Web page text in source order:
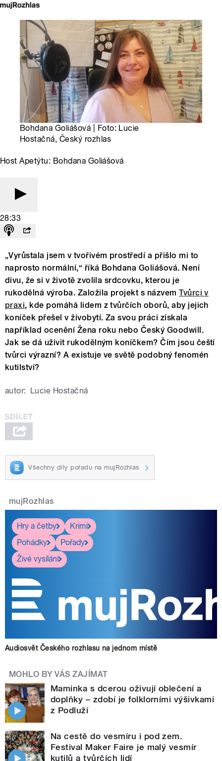
Bohdana Goliášová | Foto: Lucie
Hostačná, Český rozhlas
Host Apetýtu: Bohdana Goliášová
28:33
„Vyrůstala jsem v tvořivém prostředí a přišlo mi to
naprosto normální,“ říká Bohdana Goliášová. Není
divu, že si v životě zvolila srdcovku, kterou je
rukodělná výroba. Založila projekt s názvemTvůrci v
praxi, kde pomáhá lidem z tvůrčích oborů, aby jejich
koníček přešel v živobytí. Za svou práci získala
například ocenění Žena roku nebo Český Goodwill.
Jak se dá uživit rukodělným koníčkem? Čím jsou čeští
tvůrci výrazní? A existuje ve světě podobný fenomén
kutilství?
autor: Lucie Hostačná
Všechny díly pořadu na mujRozhlas
mujRozhlas
Hry a četby
Krimi
Pohádky
Pořady
Živé vysílání
Audiosvět Českého rozhlasu na jednom místě
MOHLO BY VÁS ZAJÍMAT
Maminka s dcerou oživují oblečení a
doplňky – zdobí je folklorními výšivkami
z Podluží
Na cestě do vesmíru i pod zem.
Festival Maker Faire je malý vesmír
kutilů a tvůrčích lidí